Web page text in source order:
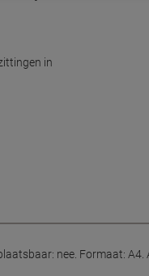
in
nee. Formaat: A4.